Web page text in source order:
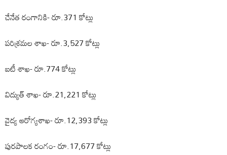
చేనేత రంగానికి- రూ.371 కోట్లు
పరిశ్రమల శాఖ- రూ.3,527 కోట్లు
ఐటీ శాఖ- రూ.774 కోట్లు
విద్యుత్ శాఖ- రూ.21,221 కోట్లు
వైద్య ఆరోగ్యశాఖ- రూ.12,393 కోట్లు
పురపాలక రంగం- రూ.17,677 కోట్లు